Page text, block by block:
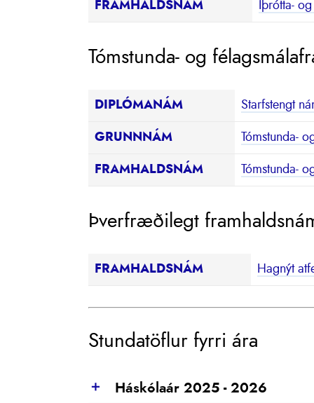
FRAMHALDSNÁM Íþrótta-
Tómstunda- og
DIPLÓMANÁM Starfstengt
GRUNNNÁM Tómstunda-
FRAMHALDSNÁM Tómstunda-
Þverfræðilegt
FRAMHALDSNÁM Hagnýt
Stundatöflur fyrri ára
ShowHáskólaár 2025 - 2026